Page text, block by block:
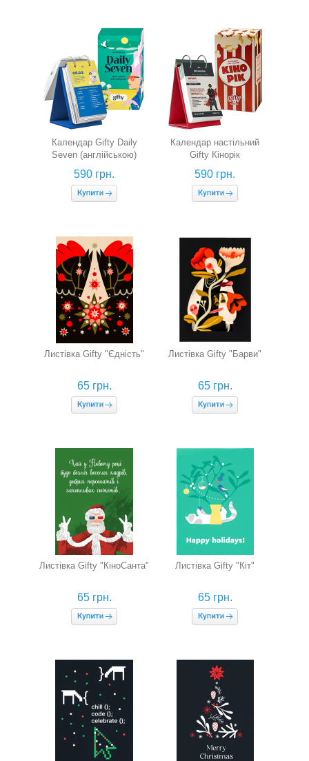
Календар Gifty Daily
Seven (англійською)
590 грн.
Календар настільний
Gifty Кінорік
590 грн.
Листівка Gifty "Єдність"
65 грн.
Листівка Gifty "Барви"
65 грн.
Листівка Gifty "КіноСанта"
65 грн.
Листівка Gifty "Кіт"
65 грн.